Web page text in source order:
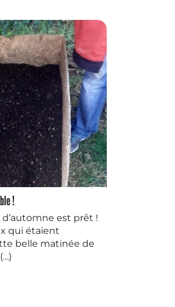
!
est prêt !
qui étaient
belle matinée de